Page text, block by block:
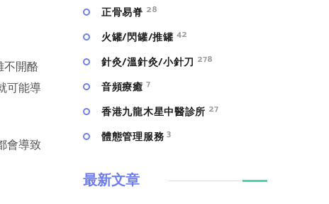
不開酪
可能導
會導致
正骨易脊 28
火罐/閃罐/推罐 42
針灸/溫針灸/小針刀 278
⾳頻療癒 7
香港九龍木星中醫診所 27
體態管理服務 3
最新文章